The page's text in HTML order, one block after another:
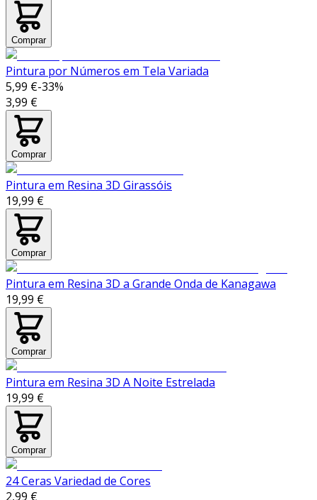
Comprar
Pintura por Números em Tela Variada
5,99 €-33%
3,99 €
Comprar
Pintura em Resina 3D Girassóis
19,99 €
Comprar
Pintura em Resina 3D a Grande Onda de Kanagawa
19,99 €
Comprar
Pintura em Resina 3D A Noite Estrelada
19,99 €
Comprar
24 Ceras Variedad de Cores
2,99 €